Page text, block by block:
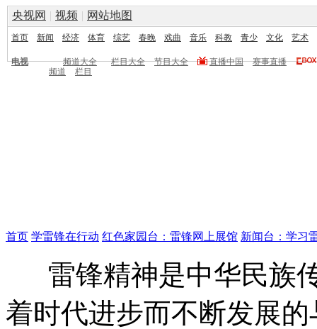
央视网 | 视频 | 网站地图
首页 新闻 经济 体育 综艺 春晚 戏曲 音乐 科教 青少 文化 艺术
电视 频道大全 栏目大全 节目大全 直播中国
赛事直播
频道
栏目
首页 学雷锋在行动 红色家园台：雷锋网上展馆 新闻台：学习
雷锋精神是中华民族
着时代进步而不断发展